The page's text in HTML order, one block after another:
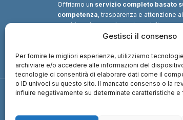
Gestisci il consenso
Per fornire le migliori esperienze, utilizziamo
archiviare e/o accedere alle informazioni del
tecnologie ci consentirà di elaborare dati come il
o ID univoci su questo sito. Il mancato consenso o la
influire negativamente su determinate caratteristiche e
Offriamo un servizio completo basato
competenza, trasparenza e attenzione
combinando consulenza immobiliare,
tecnico e soluzioni finanziarie.Un unico
valore.